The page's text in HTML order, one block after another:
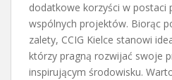
dodatkowe korzyści w postaci
wspólnych projektów. Biorąc
zalety, CCIG Kielce stanowi
którzy pragną rozwijać swoje
inspirującym środowisku.